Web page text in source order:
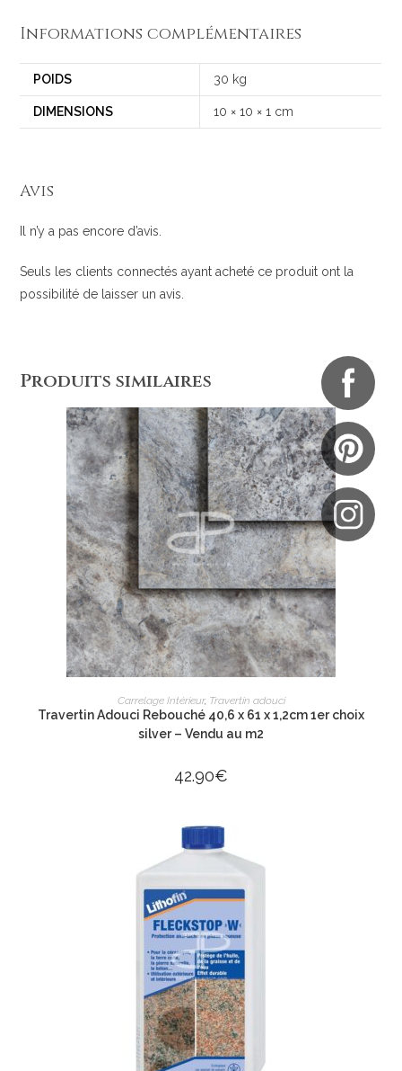
Informations complémentaires
POIDS 30 kg
DIMENSIONS 10 × 10 × 1 cm
Avis
Il n’y a pas encore d’avis.
Seuls les clients connectés ayant acheté ce produit ont la
possibilité de laisser un avis.
Produits similaires
AJOUTER AU PANIER
Carrelage Intérieur, Travertin adouci
Travertin Adouci Rebouché 40,6 x 61 x 1,2cm 1er choix
silver – Vendu au m2
42.90€